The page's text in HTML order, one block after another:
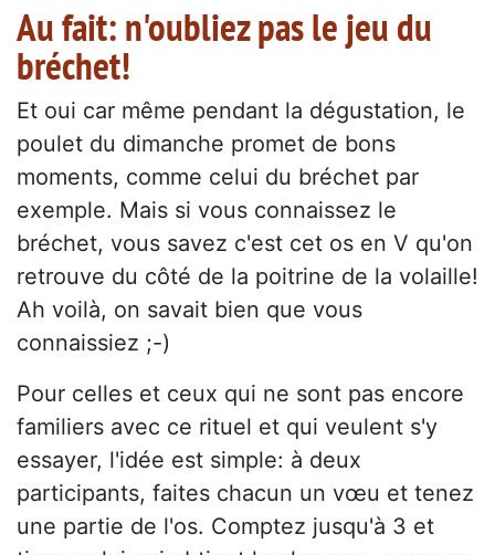
Au fait: n'oubliez pas le jeu du
bréchet!
Et oui car même pendant la dégustation, le
poulet du dimanche promet de bons
moments, comme celui du bréchet par
exemple. Mais si vous connaissez le
bréchet, vous savez c'est cet os en V qu'on
retrouve du côté de la poitrine de la volaille!
Ah voilà, on savait bien que vous
connaissiez ;-)
Pour celles et ceux qui ne sont pas encore
familiers avec ce rituel et qui veulent s'y
essayer, l'idée est simple: à deux
participants, faites chacun un vœu et tenez
une partie de l'os. Comptez jusqu'à 3 et